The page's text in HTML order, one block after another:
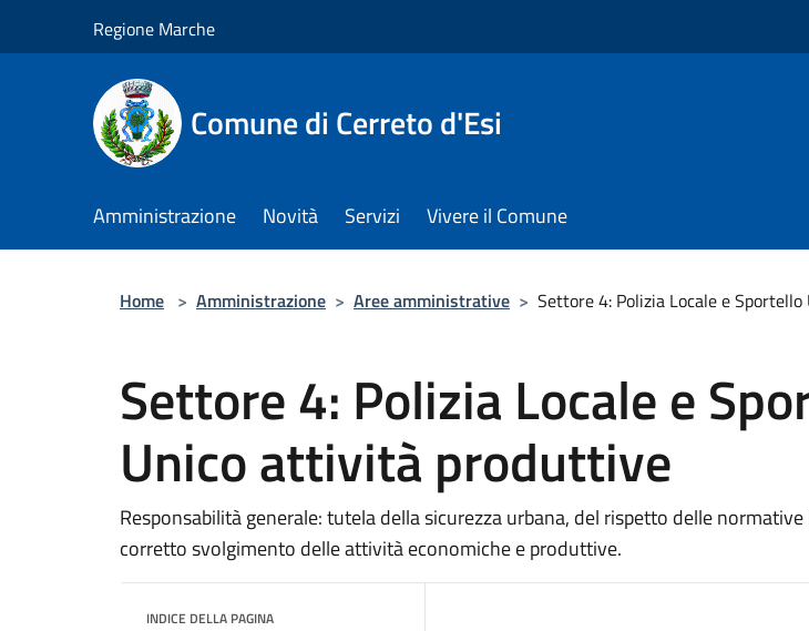
Regione Marche
Comune di Cerreto d'Esi
Amministrazione Novità Servizi Vivere il Comune
Home > Amministrazione > Aree amministrative > Settore 4: Polizia Locale e
Settore 4: Polizia Locale e
Unico attività produttive
Responsabilità generale: tutela della sicurezza urbana, del rispetto delle normative
corretto svolgimento delle attività economiche e produttive.
INDICE DELLA PAGINA